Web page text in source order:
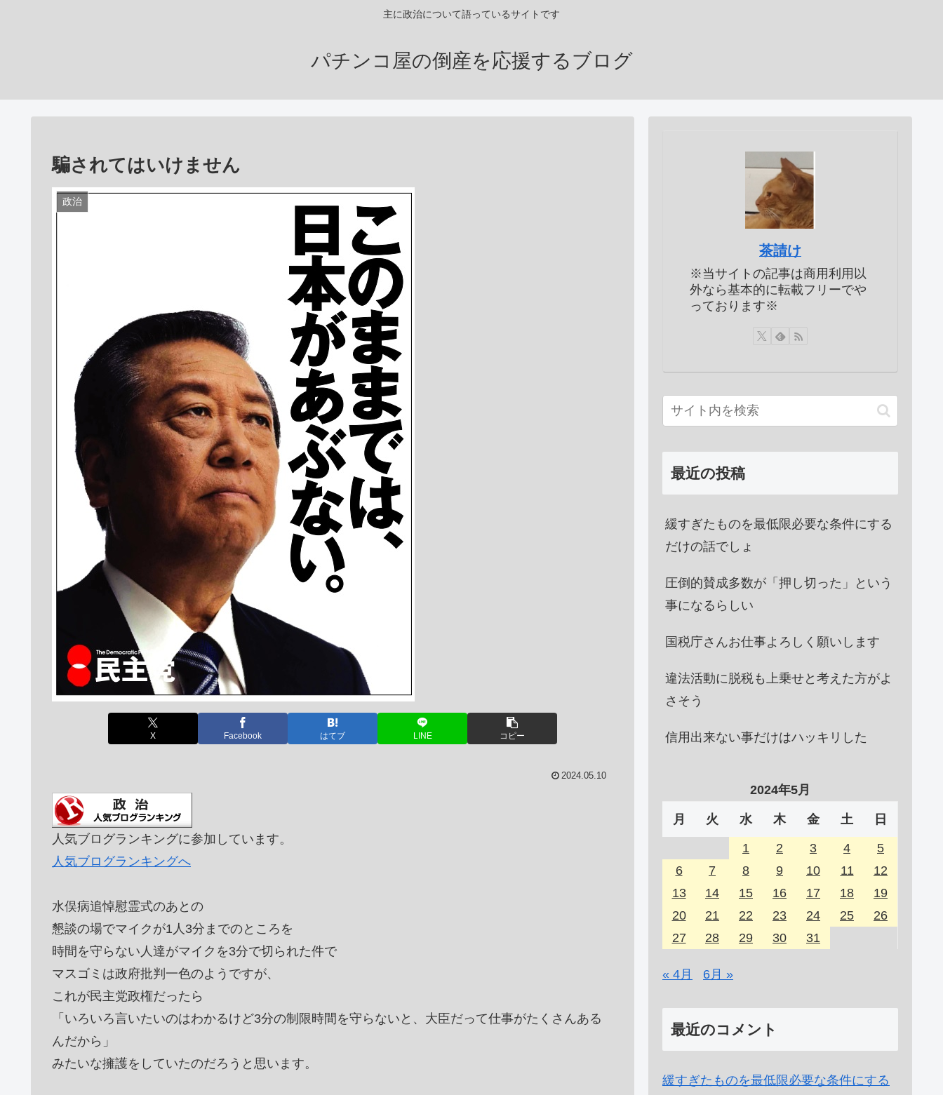
主に政治について語っているサイトです
パチンコ屋の倒産を応援するブログ
騙されてはいけません
政治
X Facebook はてブ LINE コピー
2024.05.10
人気ブログランキングに参加しています。
人気ブログランキングへ
水俣病追悼慰霊式のあとの
懇談の場でマイクが1人3分までのところを
時間を守らない人達がマイクを3分で切られた件で
マスゴミは政府批判一色のようですが、
これが民主党政権だったら
「いろいろ言いたいのはわかるけど3分の制限時間を守らないと、大臣だって仕事がたくさんある
んだから」
みたいな擁護をしていたのだろうと思います。
茶請け
※当サイトの記事は商用利用以
外なら基本的に転載フリーでや
っております※
最近の投稿
緩すぎたものを最低限必要な条件にする
だけの話でしょ
圧倒的賛成多数が「押し切った」という
事になるらしい
国税庁さんお仕事よろしく願いします
違法活動に脱税も上乗せと考えた方がよ
さそう
信用出来ない事だけはハッキリした
2024年5月
月 火 水 木 金 土 日
1 2 3 4
5
6
7 8 9 10 11
12
13
14 15 16 17 18
19
20
21 22 23 24 25
26
27
28 29 30 31
« 4月 6月 »
最近のコメント
緩すぎたものを最低限必要な条件にする